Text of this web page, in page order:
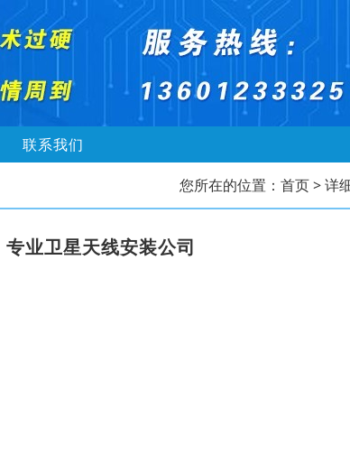
联系我们
您所在的位置： 首页> 详
业卫星天线安装公司